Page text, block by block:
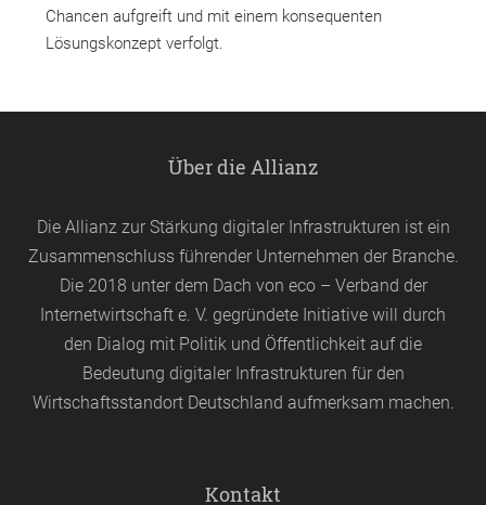
Chancen aufgreift und mit einem konsequenten
Lösungskonzept verfolgt.
Über die Allianz
Die Allianz zur Stärkung digitaler Infrastrukturen ist ein
Zusammenschluss führender Unternehmen der Branche.
Die 2018 unter dem Dach von eco– Verband der
Internetwirtschaft e. V. gegründete Initiative will durch
den Dialog mit Politik und Öffentlichkeit auf die
Bedeutung digitaler Infrastrukturen für den
Wirtschaftsstandort Deutschland aufmerksam machen.
Kontakt